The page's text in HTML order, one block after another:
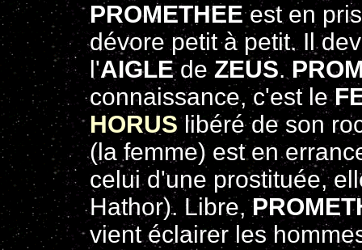
PROMETHEEest en
dévore petit à petit. Il
l'AIGLEde ZEUS.
connaissance, c'est le
HORUSlibéré de son
(la femme) est en
celui d'une prostituée,
Hathor). Libre,
vient éclairer les